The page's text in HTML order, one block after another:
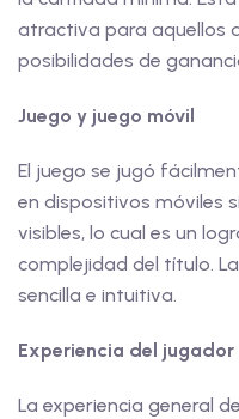
atractiva para aquellos
posibilidades de
Juego y juego móvil
El juego se jugó
en dispositivos móviles
visibles, lo cual es un
complejidad del título.
sencilla e intuitiva.
Experiencia del jugador
La experiencia general